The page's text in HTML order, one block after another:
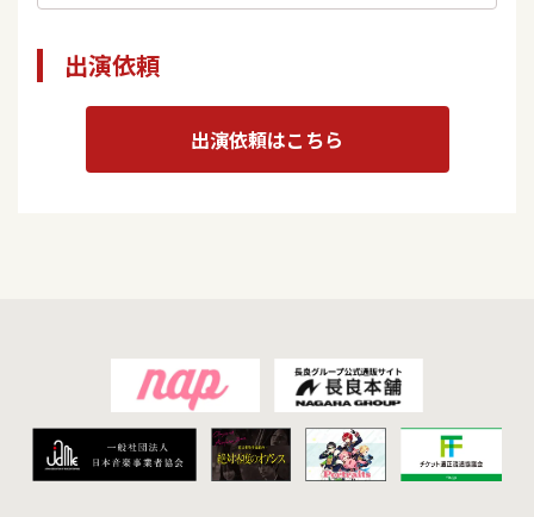
出演依頼
出演依頼はこちら